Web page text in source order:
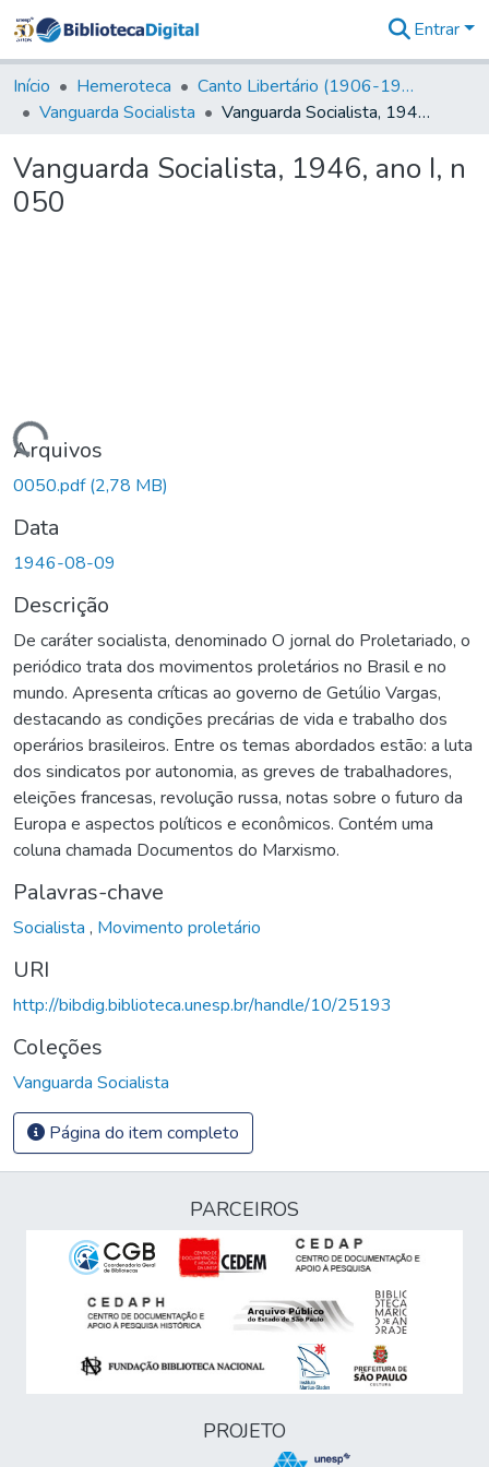
&
Coleções
Tudo na
Digital
Entrar
Início Hemeroteca
Canto Libertário (1906-1995)
Vanguarda Socialista
Vanguarda Socialista, 1946, ano I, n 050
Vanguarda Socialista, 1946, ano I, n
050
Arquivos
0050.pdf(2,78 MB)
Data
1946-08-09
Descrição
De caráter socialista, denominado O jornal do Proletariado, o
periódico trata dos movimentos proletários no Brasil e no
mundo. Apresenta críticas ao governo de Getúlio Vargas,
destacando as condições precárias de vida e trabalho dos
operários brasileiros. Entre os temas abordados estão: a luta
dos sindicatos por autonomia, as greves de trabalhadores,
eleições francesas, revolução russa, notas sobre o futuro da
Europa e aspectos políticos e econômicos. Contém uma
coluna chamada Documentos do Marxismo.
Palavras-chave
Socialista , Movimento proletário
URI
http://bibdig.biblioteca.unesp.br/handle/10/25193
Coleções
Vanguarda Socialista
Página do item completo
PARCEIROS
PROJETO